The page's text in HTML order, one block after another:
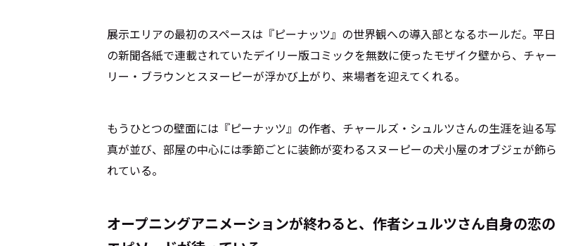
展示エリアの最初のスペースは『ピーナッツ』の世界観への導入部となるホールだ。平日
の新聞各紙で連載されていたデイリー版コミックを無数に使ったモザイク壁から、チャー
リー・ブラウンとスヌーピーが浮かび上がり、来場者を迎えてくれる。
もうひとつの壁面には『ピーナッツ』の作者、チャールズ・シュルツさんの生涯を辿る写
真が並び、部屋の中心には季節ごとに装飾が変わるスヌーピーの犬小屋のオブジェが飾ら
れている。
オープニングアニメーションが終わると、作者シュルツさん自身の恋の